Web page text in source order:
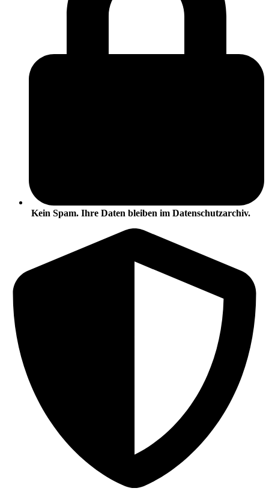
Kein Spam. Ihre Daten bleiben im Datenschutzarchiv.